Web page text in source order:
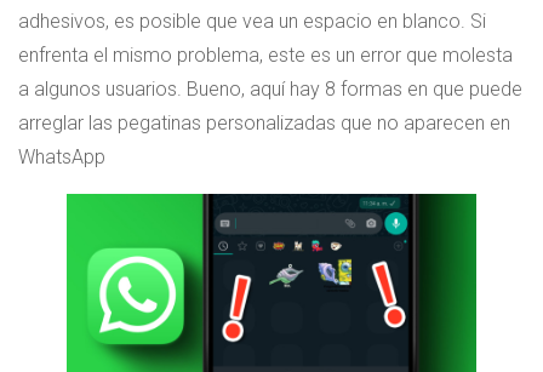
adhesivos, es posible que vea un espacio en blanco. Si
enfrenta el mismo problema, este es un error que molesta
a algunos usuarios. Bueno, aquí hay 8 formas en que puede
arreglar las pegatinas personalizadas que no aparecen en
WhatsApp